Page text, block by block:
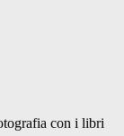
con i libri